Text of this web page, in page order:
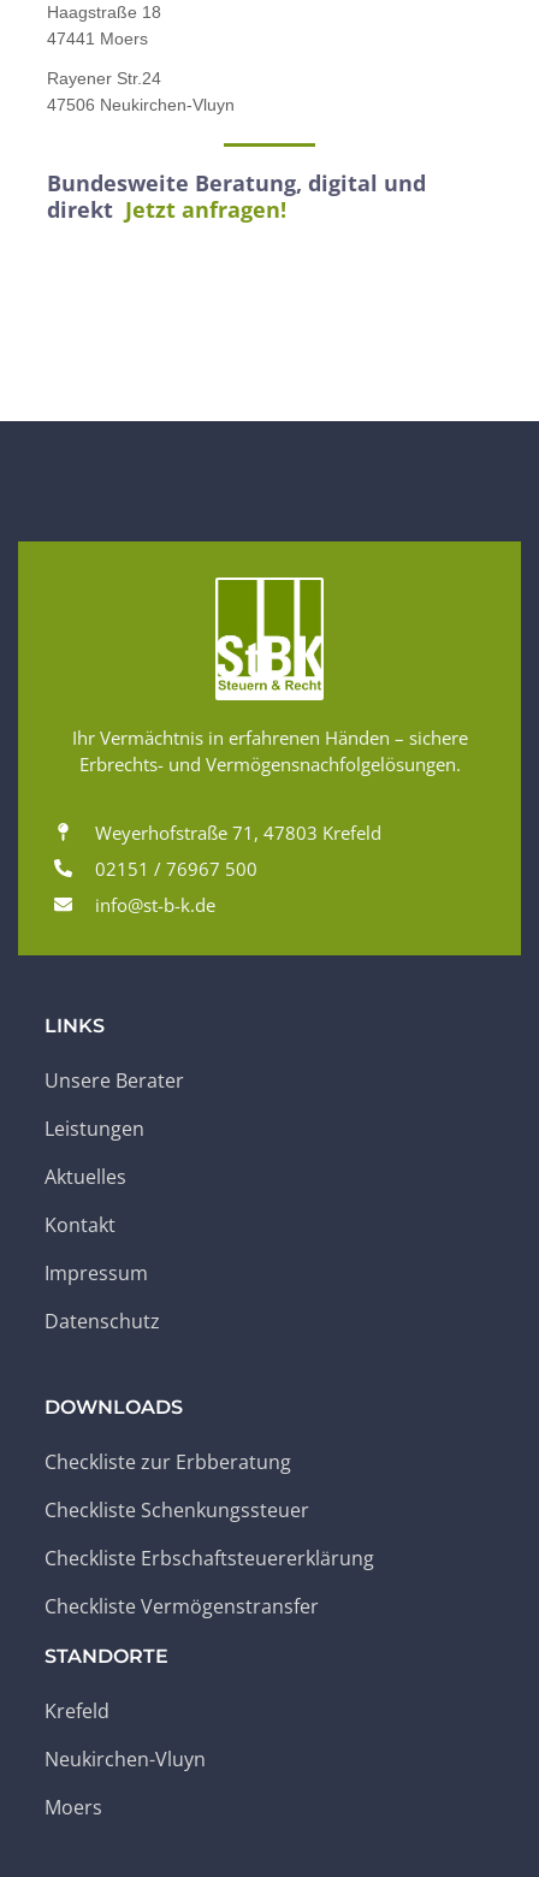
Haagstraße 18
47441 Moers
Rayener Str.24
47506 Neukirchen-Vluyn
Bundesweite Beratung, digital und
direkt Jetzt anfragen!
Ihr Vermächtnis in erfahrenen Händen – sichere
Erbrechts- und Vermögensnachfolgelösungen.
Weyerhofstraße 71, 47803 Krefeld
02151 / 76967 500
info@st-b-k.de
LINKS
Unsere Berater
Leistungen
Aktuelles
Kontakt
Impressum
Datenschutz
DOWNLOADS
Checkliste zur Erbberatung
Checkliste Schenkungssteuer
Checkliste Erbschaftsteuererklärung
Checkliste Vermögenstransfer
STANDORTE
Krefeld
Neukirchen-Vluyn
Moers